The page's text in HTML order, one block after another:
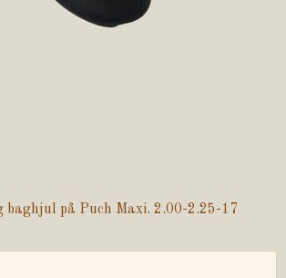
baghjul på Puch Maxi. 2.00-2.25-17